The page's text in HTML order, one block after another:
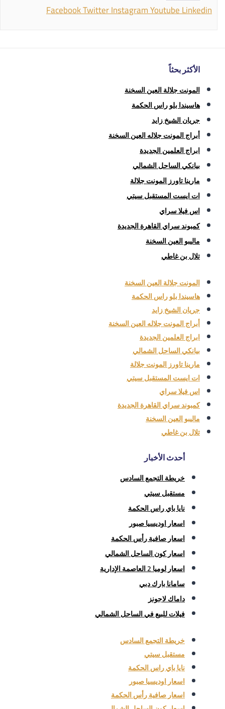
FacebookTwitterInstagramYoutubeLinkedin
الأكثر بحثاً
المونت جلالة العين السخنة
هاسيندا بلو راس الحكمة
جريان الشيخ زايد
أبراج المونت جلاله العين السخنة
ابراج العلمين الجديدة
بيانكي الساحل الشمالي
مارينا تاورز المونت جلالة
ات ايست المستقبل سيتي
اس فيلا سراي
كمبوند سراي القاهرة الجديدة
ماليبو العين السخنة
تلال بن غاطي
المونت جلالة العين السخنة
هاسيندا بلو راس الحكمة
جريان الشيخ زايد
أبراج المونت جلاله العين السخنة
ابراج العلمين الجديدة
بيانكي الساحل الشمالي
مارينا تاورز المونت جلالة
ات ايست المستقبل سيتي
اس فيلا سراي
كمبوند سراي القاهرة الجديدة
ماليبو العين السخنة
تلال بن غاطي
أحدث الأخبار
خريطة التجمع السادس
مستقبل سيتي
نايا باي راس الحكمة
اسعار اوديسيا صبور
اسعار صافية رأس الحكمة
اسعار كون الساحل الشمالي
اسعار لوميا 2 العاصمة الإدارية
سامانا بارك دبي
داماك لاجونز
فيلات للبيع في الساحل الشمالي
خريطة التجمع السادس
مستقبل سيتي
نايا باي راس الحكمة
اسعار اوديسيا صبور
اسعار صافية رأس الحكمة